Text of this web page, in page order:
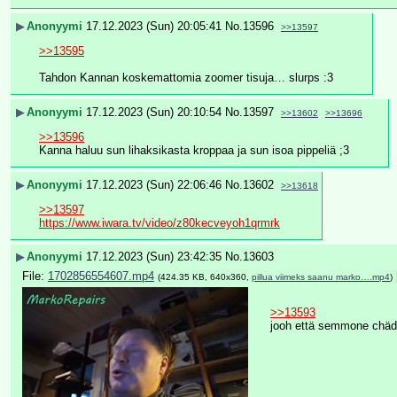
▶Anonyymi 17.12.2023 (Sun) 20:05:41 No. 13596 >>13597
>>13595
Tahdon Kannan koskemattomia zoomer tisuja… slurps :3
▶Anonyymi 17.12.2023 (Sun) 20:10:54 No. 13597 >>13602 >>13696
>>13596
Kanna haluu sun lihaksikasta kroppaa ja sun isoa pippeliä ;3
▶Anonyymi 17.12.2023 (Sun) 22:06:46 No. 13602 >>13618
>>13597
https://www.iwara.tv/video/z80kecveyoh1qrmrk
▶Anonyymi 17.12.2023 (Sun) 23:42:35 No.13603
File: 1702856554607.mp4 (424.35 KB, 640x360, pillua viimeks saanu marko….mp4)
>>13593
jooh että semmone